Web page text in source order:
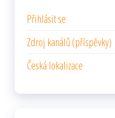
Přihlásit se
Zdroj kanálů (příspěvky)
Česká lokalizace